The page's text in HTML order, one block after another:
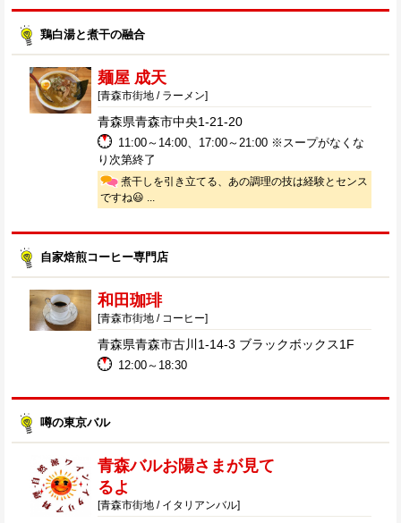
鶏白湯と煮干の融合
麺屋 成天
[青森市街地 / ラーメン]
青森県青森市中央1-21-20
11:00～14:00、17:00～21:00 ※スープがなくな
り次第終了
煮干しを引き立てる、あの調理の技は経験とセンス
ですね😃 ...
自家焙煎コーヒー専門店
和田珈琲
[青森市街地 / コーヒー]
青森県青森市古川1-14-3 ブラックボックス1F
12:00～18:30
噂の東京バル
青森バルお陽さまが見て
るよ
[青森市街地 / イタリアンバル]